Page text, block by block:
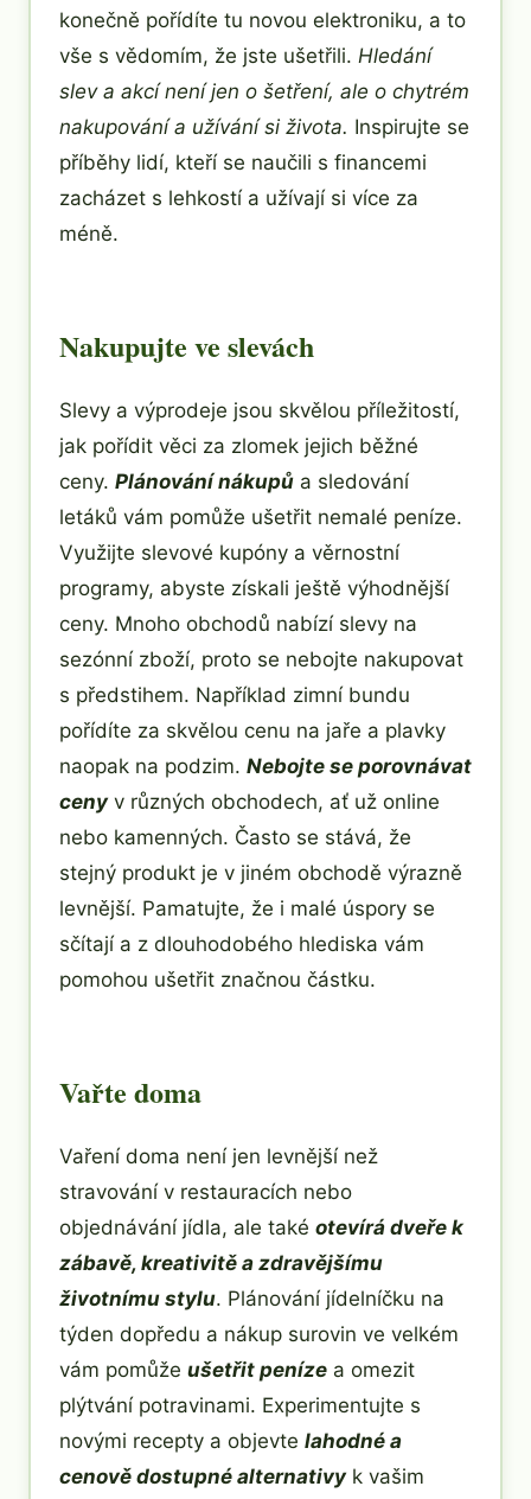
konečně pořídíte tu novou elektroniku, a to
vše s vědomím, že jste ušetřili. Hledání
slev a akcí není jen o šetření, ale o chytrém
nakupování a užívání si života. Inspirujte se
příběhy lidí, kteří se naučili s financemi
zacházet s lehkostí a užívají si více za
méně.
Nakupujte ve slevách
Slevy a výprodeje jsou skvělou příležitostí,
jak pořídit věci za zlomek jejich běžné
ceny. Plánování nákupů a sledování
letáků vám pomůže ušetřit nemalé peníze.
Využijte slevové kupóny a věrnostní
programy, abyste získali ještě výhodnější
ceny. Mnoho obchodů nabízí slevy na
sezónní zboží, proto se nebojte nakupovat
s předstihem. Například zimní bundu
pořídíte za skvělou cenu na jaře a plavky
naopak na podzim. Nebojte se porovnávat
cenyv různých obchodech, ať už online
nebo kamenných. Často se stává, že
stejný produkt je v jiném obchodě výrazně
levnější. Pamatujte, že i malé úspory se
sčítají a z dlouhodobého hlediska vám
pomohou ušetřit značnou částku.
Vařte doma
Vaření doma není jen levnější než
stravování v restauracích nebo
objednávání jídla, ale také otevírá dveře k
zábavě, kreativitě a zdravějšímu
životnímu stylu. Plánování jídelníčku na
týden dopředu a nákup surovin ve velkém
vám pomůže ušetřit peníze a omezit
plýtvání potravinami. Experimentujte s
novými recepty a objevte lahodné a
cenově dostupné alternativyk vašim